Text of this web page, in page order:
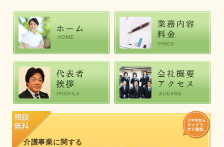
介護事業に関する